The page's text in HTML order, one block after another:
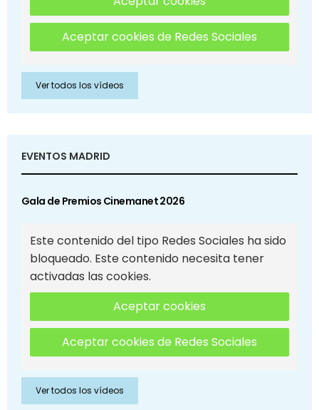
Aceptar cookies de Redes Sociales
Ver todos los vídeos
EVENTOS MADRID
Gala de Premios Cinemanet 2026
Este contenido del tipo Redes Sociales ha sido
bloqueado. Este contenido necesita tener
activadas las cookies.
Aceptar cookies
Aceptar cookies de Redes Sociales
Ver todos los vídeos